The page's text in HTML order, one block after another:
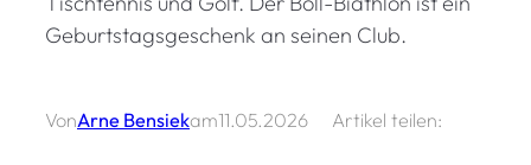
Geburtstagsgeschenk an seinen Club.
VonArne Bensiekam11.05.2026 Artikel teilen: